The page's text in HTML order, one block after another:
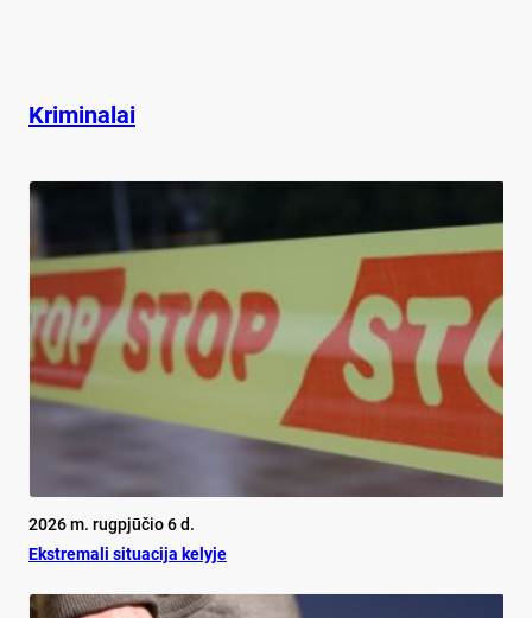
Kriminalai
2026 m. rugpjūčio 6 d.
Ekst­re­ma­li si­tua­ci­ja ke­ly­je